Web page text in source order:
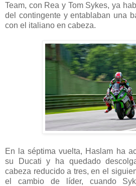
Team, con Rea y Tom Sykes, ya
del contingente y entablaban una
con el italiano en cabeza.
En la séptima vuelta, Haslam ha
su Ducati y ha quedado
cabeza reducido a tres, en el
el cambio de líder, cuando